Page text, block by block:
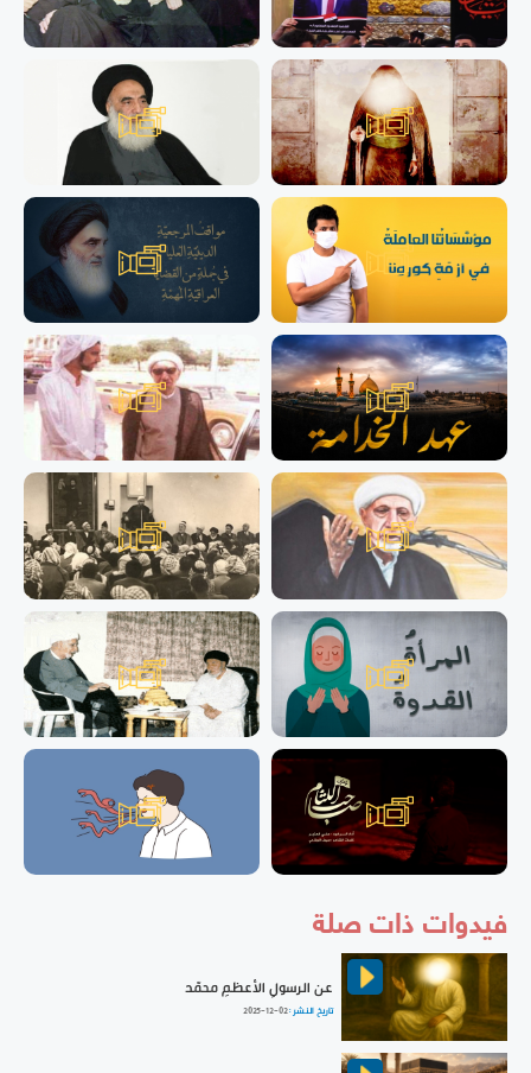
فيدوات ذات صلة
عن الرسولِ الأعظمِ محمّد
تاريخ النشر :2025-12-02